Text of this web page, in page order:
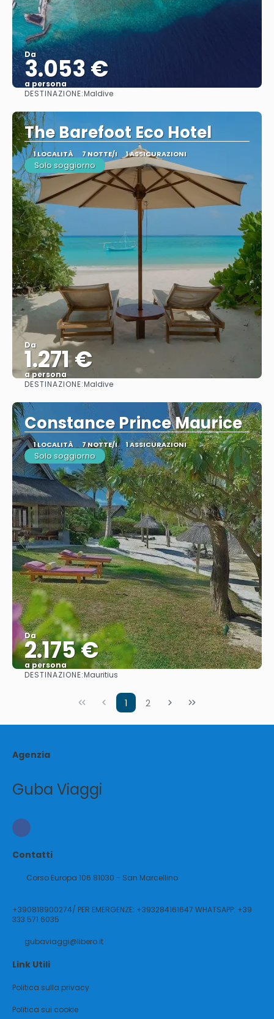
Da
3.053 €
a persona
DESTINAZIONE:Maldive
The Barefoot Eco Hotel
1 LOCALITÀ 7 NOTTE/I 1 ASSICURAZIONI
Solo soggiorno
Da
1.271 €
a persona
DESTINAZIONE:Maldive
Constance Prince Maurice
1 LOCALITÀ 7 NOTTE/I 1 ASSICURAZIONI
Solo soggiorno
Da
2.175 €
a persona
DESTINAZIONE:Mauritius
1 2
Agenzia
Guba Viaggi
Contatti
Corso Europa 106 81030 - San Marcellino
+390818900274/ PER EMERGENZE: +393284161647 WHATSAPP: +39
333 571 6035
gubaviaggi@libero.it
Link Utili
Politica sulla privacy
Politica sui cookie